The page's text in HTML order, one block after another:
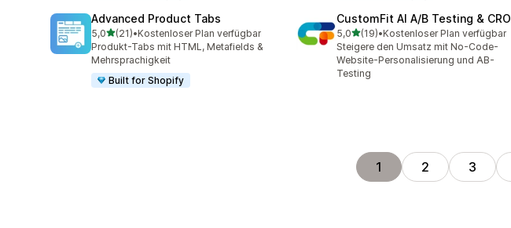
Advanced Product Tabs
5,0von 5 Sternen
(21)
21 Rezensionen insgesamt
•Kostenloser Plan verfügbar
Produkt-Tabs mit HTML, Metafields &
Mehrsprachigkeit
Built for Shopify
CustomFit AI A/B Testing & CRO
5,0von 5 Sternen
(19)
19 Rezensionen insgesamt
•Kostenloser Plan verfügbar
Steigere den Umsatz mit No-Code-
Website-Personalisierung und AB-
Testing
1 2 3